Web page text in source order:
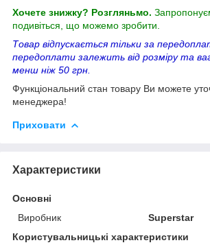
Хочете знижку? Розгляньмо.
подивіться, що можемо зробити.
Товар відпускається тільки за
передоплати залежить від розміру та
менш ніж 50 грн.
Функціональний стан товару Ви можете
менеджера!
Приховати
Характеристики
Основні
Виробник
Superstar
Користувальницькі характеристики